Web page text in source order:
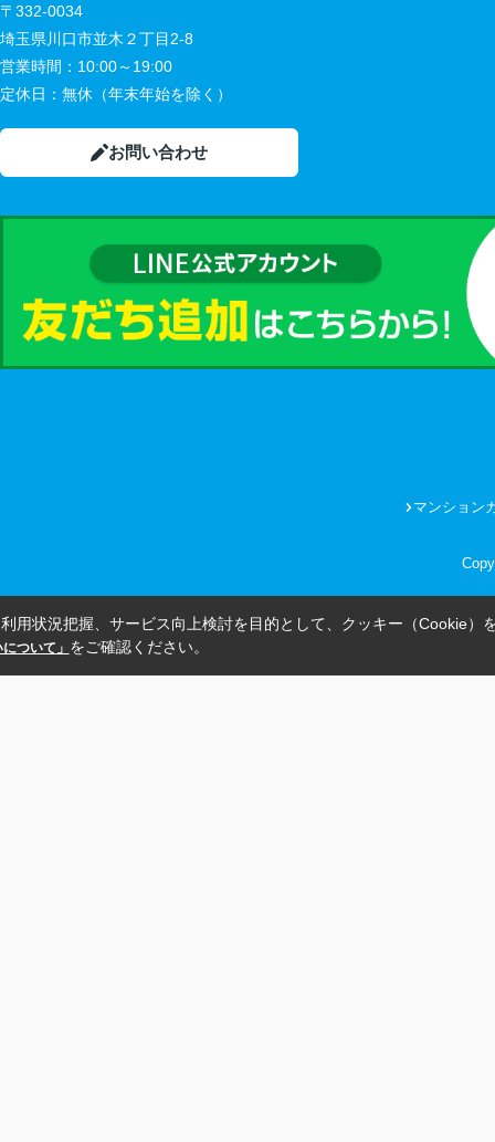
〒332-0034
埼玉県川口市並木２丁目2-8
営業時間： 10:00～19:00
定休日： 無休（年末年始を除く）
お問い合わせ
マンション
用状況把握、サービス向上検討を目的として、クッキー（Cookie）
ついて」 をご確認ください。